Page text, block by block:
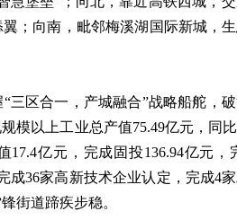
；向南，毗邻梅溪湖国际新城，
区合一，产城融合”战略船舵，破
模以上工业总产值75.49亿元，同
17.4亿元，完成固投136.94亿元，
成36家高新技术企业认定，完成4
街道蹄疾步稳。